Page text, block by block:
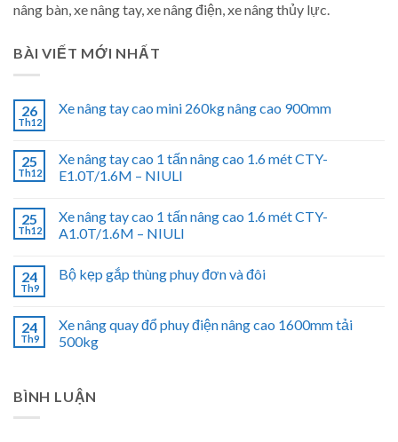
nâng bàn, xe nâng tay, xe nâng điện, xe nâng thủy lực.
BÀI VIẾT MỚI NHẤT
26
Th12
Xe nâng tay cao mini 260kg nâng cao 900mm
25
Th12
Xe nâng tay cao 1 tấn nâng cao 1.6 mét CTY-
E1.0T/1.6M – NIULI
25
Th12
Xe nâng tay cao 1 tấn nâng cao 1.6 mét CTY-
A1.0T/1.6M – NIULI
24
Th9
Bộ kẹp gắp thùng phuy đơn và đôi
24
Th9
Xe nâng quay đổ phuy điện nâng cao 1600mm tải
500kg
BÌNH LUẬN